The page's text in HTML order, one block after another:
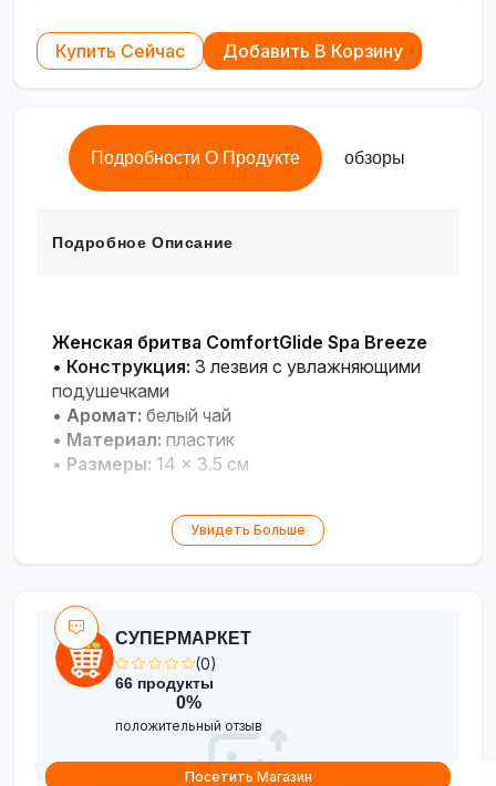
Купить Сейчас Добавить В Корзину
Подробности О Продукте обзоры
Подробное Описание
Женская бритва ComfortGlide Spa Breeze
• Конструкция: 3 лезвия с увлажняющими
подушечками
• Аромат: белый чай
• Материал: пластик
• Размеры: 14 × 3.5 см
Увидеть Больше
СУПЕРМАРКЕТ
(0)
66 продукты
0%
положительный отзыв
Посетить Магазин